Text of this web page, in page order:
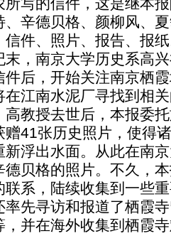
、辛德贝格、颜柳风、
信件、照片、报告、报
南京大学历史系高兴
件后，开始关注南京栖
在江南水泥厂寻找到相
高教授去世后，本报委
赠41张历史照片，使得
新浮出水面。从此在南
德贝格的照片。不久，
联系，陆续收集到一些
寻访和报道了栖霞寺
，并在海外收集到栖霞